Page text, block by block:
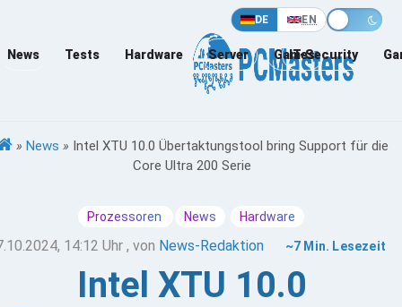
DE EN
News Tests Hardware Server Games
IT-Security
» News » Intel XTU 10.0 Übertaktungstool bring Support für die
Core Ultra 200 Serie
Prozessoren News Hardware
14:12 Uhr , von News-Redaktion ~7 Min. Lesezeit
Intel XTU 10.0